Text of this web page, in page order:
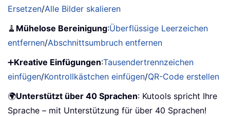
Ersetzen/Alle Bilder skalieren
🧹 Mühelose Bereinigung:Überflüssige Leerzeichen
entfernen/Abschnittsumbruch entfernen
➕Kreative Einfügungen:Tausendertrennzeichen
einfügen/Kontrollkästchen einfügen/QR-Code erstellen
🌍Unterstützt über 40 Sprachen: Kutools spricht Ihre
Sprache – mit Unterstützung für über 40 Sprachen!